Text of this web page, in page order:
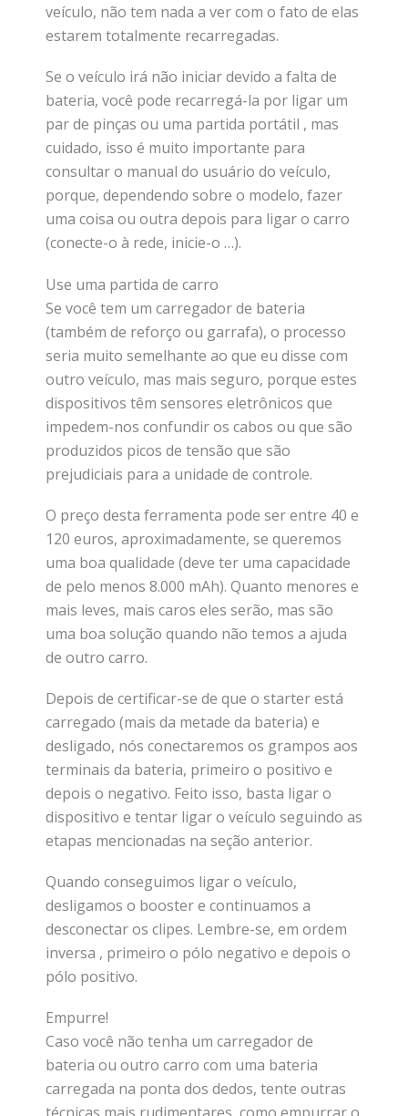
veículo, não tem nada a ver com o fato de elas
estarem totalmente recarregadas.
Se o veículo irá não iniciar devido a falta de
bateria, você pode recarregá-la por ligar um
par de pinças ou uma partida portátil , mas
cuidado, isso é muito importante para
consultar o manual do usuário do veículo,
porque, dependendo sobre o modelo, fazer
uma coisa ou outra depois para ligar o carro
(conecte-o à rede, inicie-o …).
Use uma partida de carro
Se você tem um carregador de bateria
(também de reforço ou garrafa), o processo
seria muito semelhante ao que eu disse com
outro veículo, mas mais seguro, porque estes
dispositivos têm sensores eletrônicos que
impedem-nos confundir os cabos ou que são
produzidos picos de tensão que são
prejudiciais para a unidade de controle.
O preço desta ferramenta pode ser entre 40 e
120 euros, aproximadamente, se queremos
uma boa qualidade (deve ter uma capacidade
de pelo menos 8.000 mAh). Quanto menores e
mais leves, mais caros eles serão, mas são
uma boa solução quando não temos a ajuda
de outro carro.
Depois de certificar-se de que o starter está
carregado (mais da metade da bateria) e
desligado, nós conectaremos os grampos aos
terminais da bateria, primeiro o positivo e
depois o negativo. Feito isso, basta ligar o
dispositivo e tentar ligar o veículo seguindo as
etapas mencionadas na seção anterior.
Quando conseguimos ligar o veículo,
desligamos o booster e continuamos a
desconectar os clipes. Lembre-se, em ordem
inversa , primeiro o pólo negativo e depois o
pólo positivo.
Empurre!
Caso você não tenha um carregador de
bateria ou outro carro com uma bateria
carregada na ponta dos dedos, tente outras